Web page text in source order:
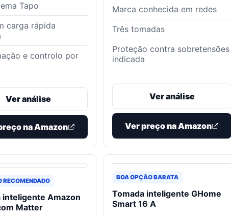
Tapo
carga rápida
e controlo por
Ver análise
na Amazon
Marca conhecida em redes
Três tomadas
Proteção contra sobretensões
indicada
Ver análise
Ver preço na Amazon
RECOMENDADO
inteligente Amazon
Matter
BOA OPÇÃO BARATA
Tomada inteligente GHome
Smart 16 A